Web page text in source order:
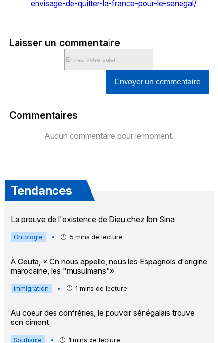
envisage-de-quitter-la-france-pour-le-senegal/
Laisser un commentaire
Envoyer un commentaire
Commentaires
Aucun commentaire pour le moment.
Tendances
La preuve de l'existence de Dieu chez Ibn Sina
Ontologie • 5 mins de lecture
À Ceuta, « On nous appelle, nous les Espagnols d'origine
marocaine, les "musulmans"»
immigration • 1 mins de lecture
Au coeur des confréries, le pouvoir sénégalais trouve
son ciment
Soufisme • 1 mins de lecture